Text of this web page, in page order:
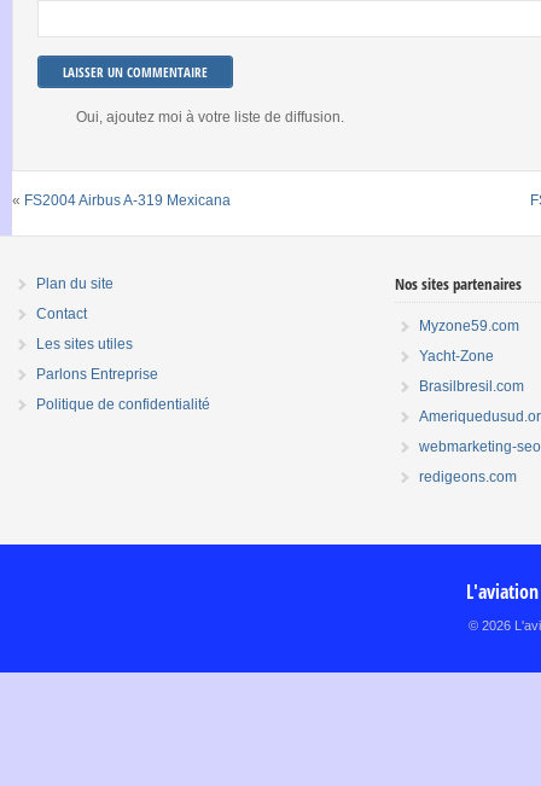
Oui, ajoutez moi à votre liste de diffusion.
« FS2004 Airbus A-319 Mexicana
Plan du site
Contact
Les sites utiles
Parlons Entreprise
Politique de confidentialité
Nos sites partenaires
Myzone59.com
Yacht-Zone
Brasilbresil.com
webmarketing-
redigeons.com
© 2026